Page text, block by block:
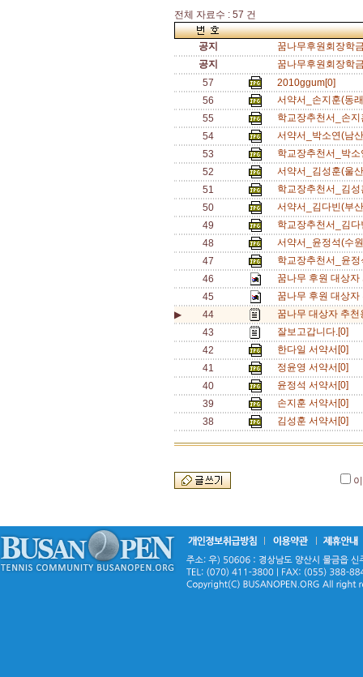
전체 자료수 : 57 건
공지
꿈나무후원회장학
공지
꿈나무후원회장학
57
2010ggum[0]
56
서약서_손지훈(동
55
학교장추천서_손
54
서약서_박소연(남
53
학교장추천서_박
52
서약서_김성훈(울
51
학교장추천서_김
50
서약서_김다빈(부
49
학교장추천서_김
48
서약서_윤정석(수
47
학교장추천서_윤
46
꿈나무 후원 대상
45
꿈나무 후원 대상
▶
44
꿈나무 대상자 추
43
잘보고갑니다.[0]
42
한다일 서약서[0]
41
정윤영 서약서[0]
40
윤정석 서약서[0]
39
손지훈 서약서[0]
38
김성훈 서약서[0]